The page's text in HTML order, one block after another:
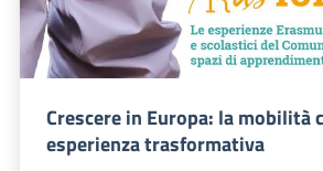
Crescere in Europa: la mobilità
esperienza trasformativa